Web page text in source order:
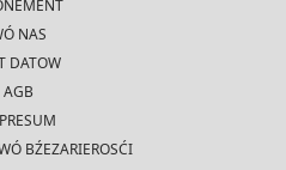
NAS
DATOW
AGB
BŹEZARIEROSĆI